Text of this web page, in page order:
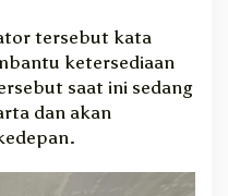
tersebut kata
ketersediaan
saat ini sedang
dan akan